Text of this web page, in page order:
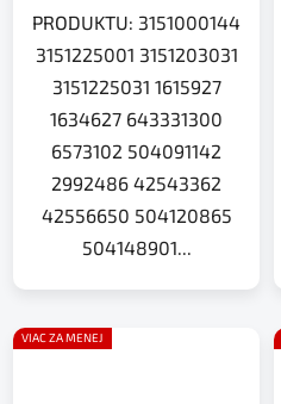
PRODUKTU: 3151000144
3151225001 3151203031
3151225031 1615927
1634627 643331300
6573102 504091142
2992486 42543362
42556650 504120865
504148901...
VIAC ZA MENEJ